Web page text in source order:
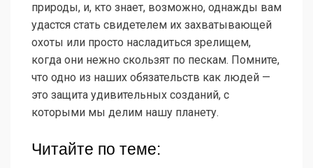
природы, и, кто знает, возможно, однажды вам
удастся стать свидетелем их захватывающей
охоты или просто насладиться зрелищем,
когда они нежно скользят по пескам. Помните,
что одно из наших обязательств как людей —
это защита удивительных созданий, с
которыми мы делим нашу планету.
Читайте по теме: